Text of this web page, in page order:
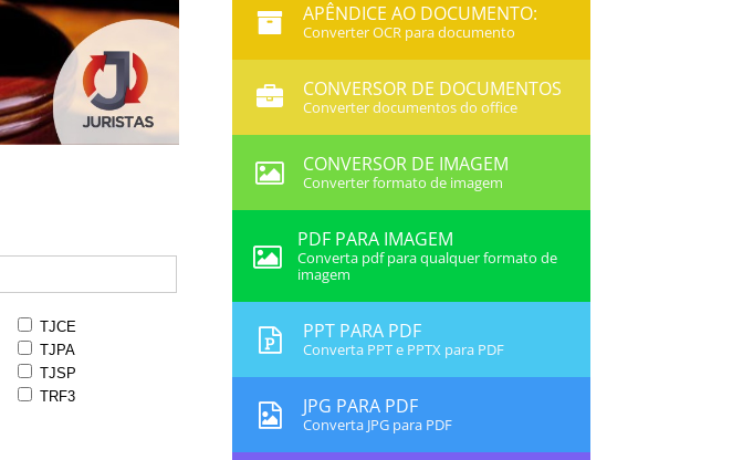
TJCE
TJPA
TJSP
TRF3
APÊNDICE AO DOCUMENTO:
Converter OCR para documento
CONVERSOR DE DOCUMENTOS
Converter documentos do office
CONVERSOR DE IMAGEM
Converter formato de imagem
PDF PARA IMAGEM
Converta pdf para qualquer formato de
imagem
PPT PARA PDF
Converta PPT e PPTX para PDF
JPG PARA PDF
Converta JPG para PDF